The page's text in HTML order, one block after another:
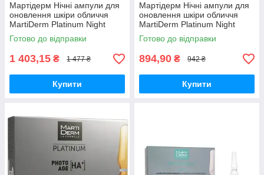
Мартідерм Нічні ампули для
оновлення шкіри обличчя
MartiDerm Platinum Night
Renew Ampollas 10 амп
Готово до відправки
1 403,15 ₴ 1 477 ₴
Купити
Мартідерм Нічні ампули для
оновлення шкіри обличчя
MartiDerm Platinum Night
Renew 5 амп*2 мл
Готово до відправки
894,90 ₴ 942 ₴
Купити